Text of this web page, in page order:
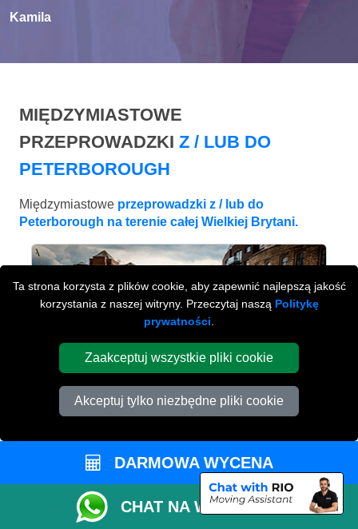
Ta strona korzysta z plików cookie, aby zapewnić najlepszą jakość
korzystania z naszej witryny. Przeczytaj naszą Politykę
prywatności
Zaakceptuj wszystkie pliki cookie
Akceptuj tylko niezbędne pliki cookie
Kamila
MIĘDZYMIASTOWE
PRZEPROWADZKI Z / LUB DO
PETERBOROUGH
Międzymiastowe przeprowadzki z / lub do
Peterborough na terenie całej Wielkiej Brytani.
BRISTOL
od £743
DARMOWA WYCENA
CHAT NA WHATSAPP